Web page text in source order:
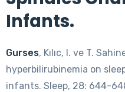
Infants.
Gurses, Kılıc, I. ve T.
hyperbilirubinemia on
infants. Sleep, 28: 644-